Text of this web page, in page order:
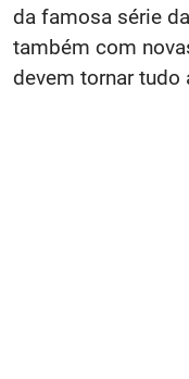
da famosa série
também com
devem tornar